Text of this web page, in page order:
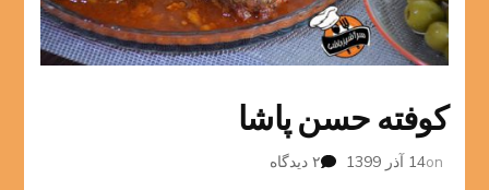
کوفته حسن پاشا
on14 آذر 1399 ۲ دیدگاه